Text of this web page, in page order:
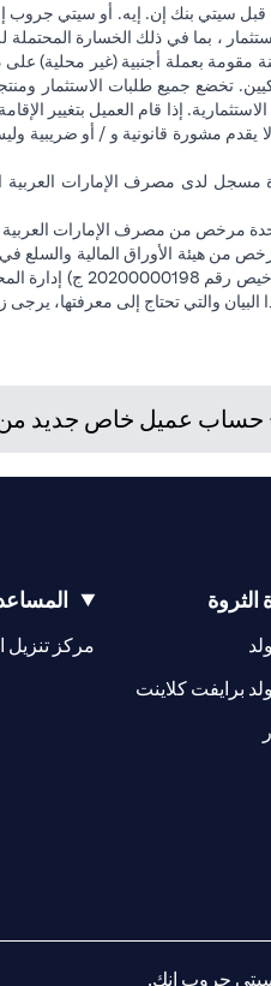
سيتي بنك إن. إيه. أو سيتي جروب
، بما في ذلك الخسارة
بعملة أجنبية (غير محلية) على
تخضع جميع طلبات الاستثمار
إذا قام العميل بتغيير
مشورة قانونية و / أو ضريبية
مرخص من مصرف الإمارات
والتي تحتاج إلى معرفتها، يرجى
حساب عميل خاص جديد من
الثروة
برايفت كلاينت
مركز تنزيل